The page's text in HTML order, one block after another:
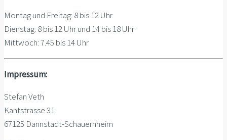
Montag und Freitag: 8 bis 12 Uhr
Dienstag: 8 bis 12 Uhr und 14 bis 18 Uhr
Mittwoch: 7.45 bis 14 Uhr
Impressum:
Stefan Veth
Kantstrasse 31
67125 Dannstadt-Schauernheim